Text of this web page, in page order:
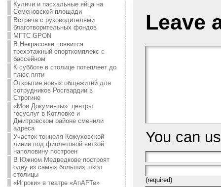
Куличи и пасхальные яйца на
Семеновской площади
Встреча с руководителями
благотворительных фондов
МГТС GPON
В Некрасовке появится
трехэтажный спорткомплекс с
бассейном
К субботе в столице потеплеет до
плюс пяти
Открытие новых общежитий для
сотрудников Росгвардии в
Строгине
«Мои Документы»: центры
госуслуг в Котловке и
Дмитровском районе сменили
адреса
Участок тоннеля Кожуховской
линии под фиолетовой веткой
наполовину построен
В Южном Медведкове построят
одну из самых больших школ
столицы
«Игроки» в театре «АпАРТе»
Leave
You can
(required)